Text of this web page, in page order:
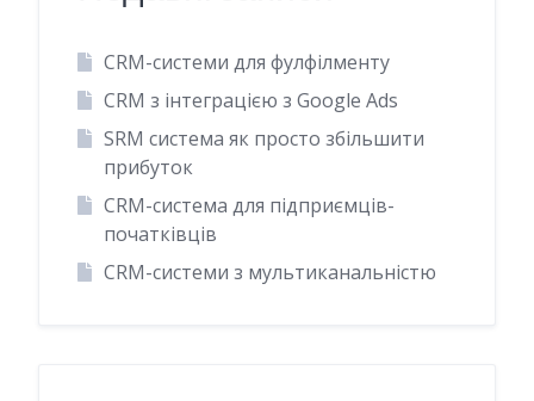
CRM-системи для фулфілменту
CRM з інтеграцією з Google Ads
SRM система як просто збільшити
прибуток
CRM-система для підприємців-
початківців
CRM-системи з мультиканальністю